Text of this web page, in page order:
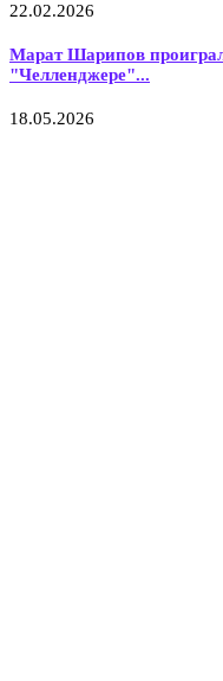
22.02.2026
Марат Шарипов
"Челленджере"...
18.05.2026